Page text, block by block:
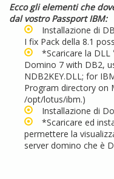
Ecco gli elementi che
dal vostro Passport IBM:
Installazione di
I fix Pack della 8.1
*Scaricare la DLL
Domino 7 with DB2,
NDB2KEY.DLL; for
Program directory on
/opt/lotus/ibm.)
Installazione di
*Scaricare ed
permettere la
server domino che è